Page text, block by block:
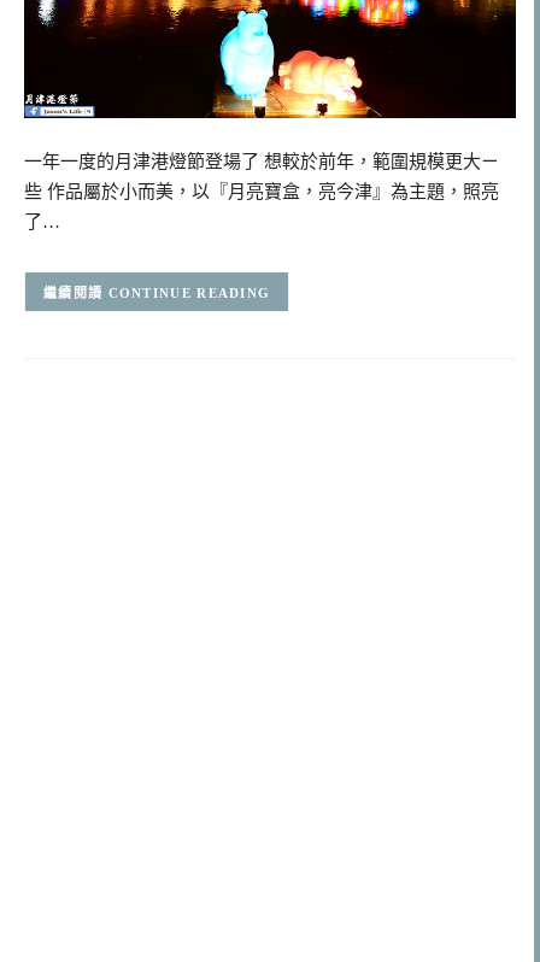
一年一度的月津港燈節登場了 想較於前年，範圍規模更大ㄧ
些 作品屬於小而美，以『月亮寶盒，亮今津』為主題，照亮
了…
CONTINUE READING